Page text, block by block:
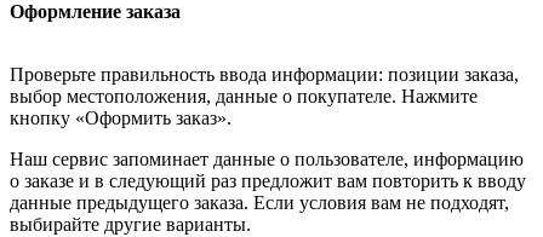
Оформление заказа
Проверьте правильность ввода информации: позиции заказа,
выбор местоположения, данные о покупателе. Нажмите
кнопку «Оформить заказ».
Наш сервис запоминает данные о пользователе, информацию
о заказе и в следующий раз предложит вам повторить к вводу
данные предыдущего заказа. Если условия вам не подходят,
выбирайте другие варианты.